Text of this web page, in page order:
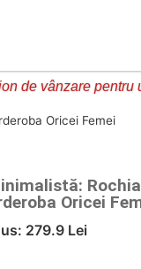
de vânzare pentru
Oricei Femei
Oricei
279.9 Lei